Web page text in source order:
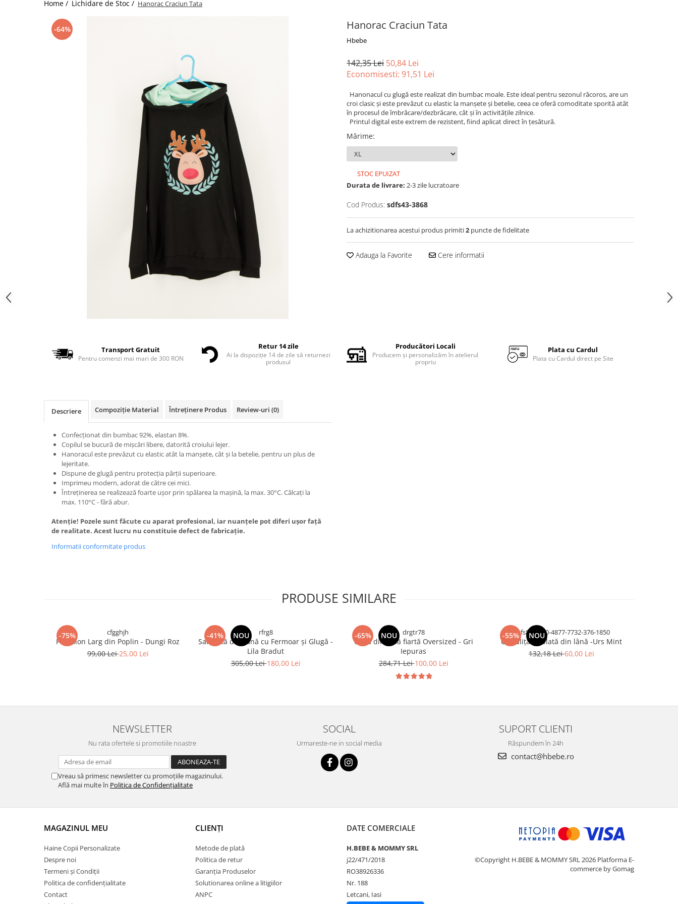
Home / Lichidare de Stoc / Hanorac Craciun Tata
Hanorac Craciun Tata
Hbebe
-64%
142,35 Lei 50,84 Lei
Economisesti: 91,51 Lei
Hanonacul cu glugă este realizatdin bumbac moale. Este ideal pentru sezonul răcoros, are un
croi clasicșieste prevăzutcu elastic la manșeteși betelie, ceea ce oferă comoditate sporită atât
în procesul de îmbrăcare/dezbrăcare, cât și în activitățile zilnice.
Printul digital este extrem de rezistent, fiind aplicat direct în ţesătură.
Mărime:
STOC EPUIZAT
Durata de livrare: 2-3 zile lucratoare
Cod Produs: sdfs43-3868
La achizitionarea acestui produs primiti2 puncte de fidelitate
Adauga la Favorite Cere informatii
Transport Gratuit
Pentru comenzi mai mari de 300 RON
Retur 14 zile
Ai la dispoziție 14 de zile să returnezi
produsul
Producători Locali
Producem și personalizăm în atelierul
propriu
Plata cu Cardul
Plata cu Cardul direct pe Site
Descriere Compoziție Material Întreținere Produs Review-uri (0)
Confecționat din bumbac 92%, elastan 8%.
Copilul se bucură de mișcări libere, datorită croiului lejer.
Hanoracul este prevăzut cu elastic atât la manșete, cât și la betelie, pentru un plus de
lejeritate.
Dispune de glugă pentru protecția părții superioare.
Imprimeu modern, adorat de către cei mici.
Întreținerea se realizează foarte ușor prin spălarea la mașină, la max. 30°C. Călcaţi la
max. 110°C - fără abur.
Atenție! Pozele sunt făcute cu aparat profesional, iar nuanțele pot diferi ușor față
de realitate. Acest lucru nu constituie defect de fabricație.
Informatii conformitate produs
PRODUSE SIMILARE
-75% cfgghjh
Pantalon Larg din Poplin - Dungi Roz
99,00 Lei25,00 Lei
-41% NOU rfrg8
Salopetă din Lână cu Fermoar și Glugă -
Lila Bradut
305,00 Lei180,00 Lei
-65% NOU drgtr78
Capă din lână fiartă Oversized - Gri
Iepuras
284,71 Lei100,00 Lei
-55% NOU
dvfs83-3020-4877-7732-376-1850
Caciuliță dublată din lână -Urs Mint
132,18 Lei60,00 Lei
NEWSLETTER
Nu rata ofertele si promotiile noastre
Vreau să primesc newsletter cu promoțiile magazinului.
Află mai multe în Politica de Confidențialitate
SOCIAL
Urmareste-ne in social media
SUPORT CLIENTI
Răspundem în 24h
contact@hbebe.ro
MAGAZINUL MEU
Haine Copii Personalizate
Despre noi
Termeni și Condiții
Politica de confidențialitate
Contact
CLIENȚI
Metode de plată
Politica de retur
Garanția Produselor
Solutionarea online a litigiilor
ANPC
DATE COMERCIALE
H.BEBE & MOMMY SRL
j22/471/2018
RO38926336
Nr. 188
Letcani, Iasi
©Copyright H.BEBE & MOMMY SRL 2026 Platforma E-
commerce by Gomag